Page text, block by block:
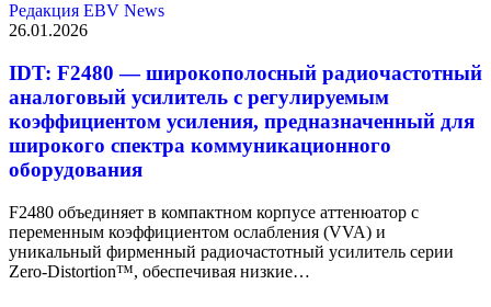
Редакция EBV News
26.01.2026
IDT: F2480 — широкополосный радиочастотный
аналоговый усилитель с регулируемым
коэффициентом усиления, предназначенный для
широкого спектра коммуникационного
оборудования
F2480 объединяет в компактном корпусе аттенюатор с
переменным коэффициентом ослабления (VVA) и
уникальный фирменный радиочастотный усилитель серии
Zero-Distortion™, обеспечивая низкие…